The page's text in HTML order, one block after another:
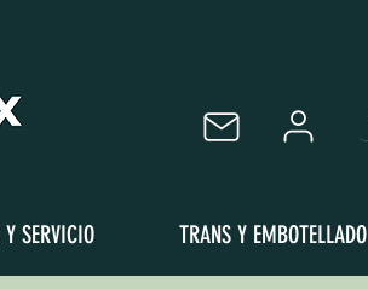
SERVICIO TRANS Y EMBOTELLADO